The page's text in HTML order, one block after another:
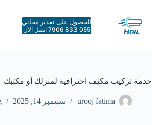
المحتوى
للحصول على تقدير مجاني
055 833 7906 اتصل الآن
خدمة تركيب مكيف احترافية لمنزلك أو مكتبك
urooj fatima سبتمبر 14, 2025